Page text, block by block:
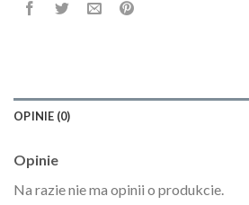
OPINIE (0)
Opinie
Na razie nie ma opinii o produkcie.